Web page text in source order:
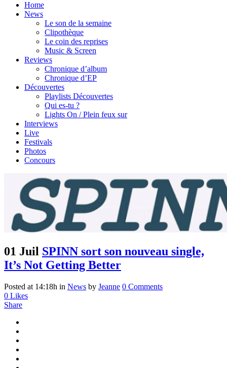
Home
News
Le son de la semaine
Clipothèque
Le coin des reprises
Music & Screen
Reviews
Chronique d’album
Chronique d’EP
Découvertes
Playlists Découvertes
Qui es-tu ?
Lights On / Plein feux sur
Interviews
Live
Festivals
Photos
Concours
01 Juil SPINN sort son nouveau single,
It’s Not Getting Better
Posted at 14:18h in News by Jeanne 0 Comments
0 Likes
Share